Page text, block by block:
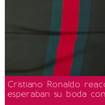
Cristiano Ronaldo
esperaban su boda